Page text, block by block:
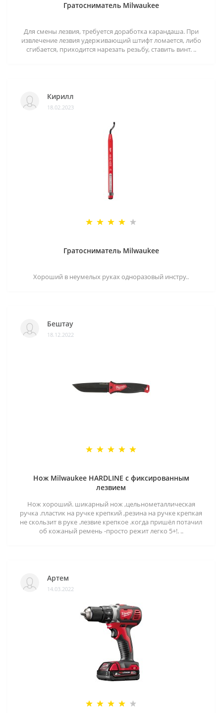
Гратосниматель Milwaukee
Для смены лезвия, требуется доработка карандаша. При
извлечение лезвия удерживающий штифт ломается, либо
сгибается, приходится нарезать резьбу, ставить винт. ..
Кирилл
18.02.2023
Гратосниматель Milwaukee
Хороший в неумелых руках одноразовый инстру..
Бештау
18.12.2022
Нож Milwaukee HARDLINE с фиксированным
лезвием
Нож хороший. шикарный нож ,цельнометаллическая
ручка .пластик на ручке крепкий ,резина на ручке крепкая
не скользит в руке .лезвие крепкое .когда пришёл потачил
об кожаный ремень -просто режит легко 5+!. ..
Артем
14.03.2022